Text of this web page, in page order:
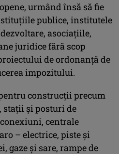
urmând însă să fie
publice, institutele
asociaţiile,
juridice fără scop
de ordonanţă de
impozitului.
construcţii precum
staţii şi posturi de
centrale
– electrice, piste şi
gaze şi sare, rampe de